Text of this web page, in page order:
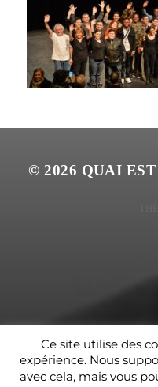
© 2026 QUAI
Ce site utilise des
expérience. Nous
avec cela, mais vous